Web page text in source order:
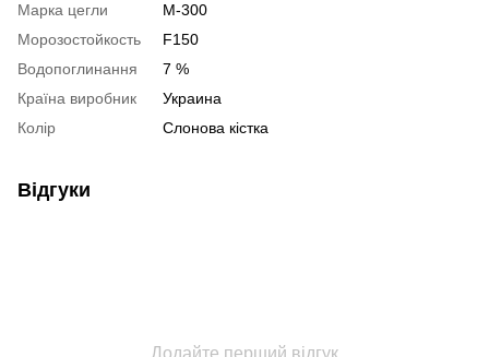
Марка цегли
М-300
Морозостойкость
F150
Водопоглинання
7 %
Країна виробник
Украина
Колір
Слонова кістка
Відгуки
Додайте перший відгук